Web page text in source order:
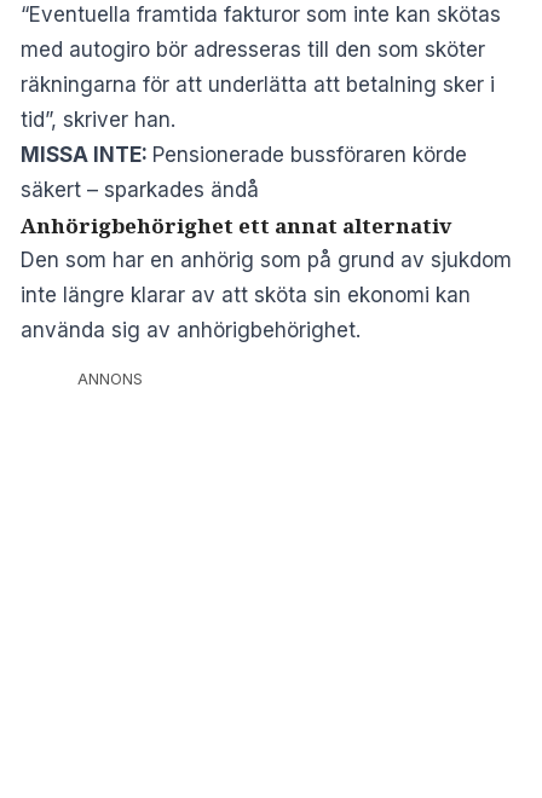
“Eventuella framtida fakturor som inte kan skötas
med autogiro bör adresseras till den som sköter
räkningarna för att underlätta att betalning sker i
tid”, skriver han.
MISSA INTE: Pensionerade bussföraren körde
säkert – sparkades ändå
Anhörigbehörighet ett annat alternativ
Den som har en anhörig som på grund av sjukdom
inte längre klarar av att sköta sin ekonomi kan
använda sig av anhörigbehörighet.
ANNONS